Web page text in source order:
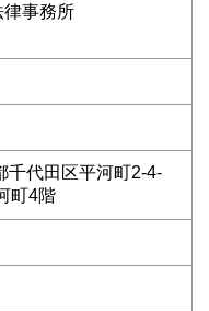
律事務所
代田区平河町2-4-
町4階